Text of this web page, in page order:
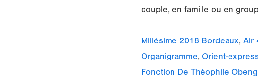
couple, en famille ou en
Millésime 2018 Bordeaux, Air
Organigramme, Orient-
Fonction De Théophile